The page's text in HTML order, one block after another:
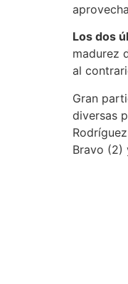
Los dos
madurez
al
Gran
diversas
Bravo (2)